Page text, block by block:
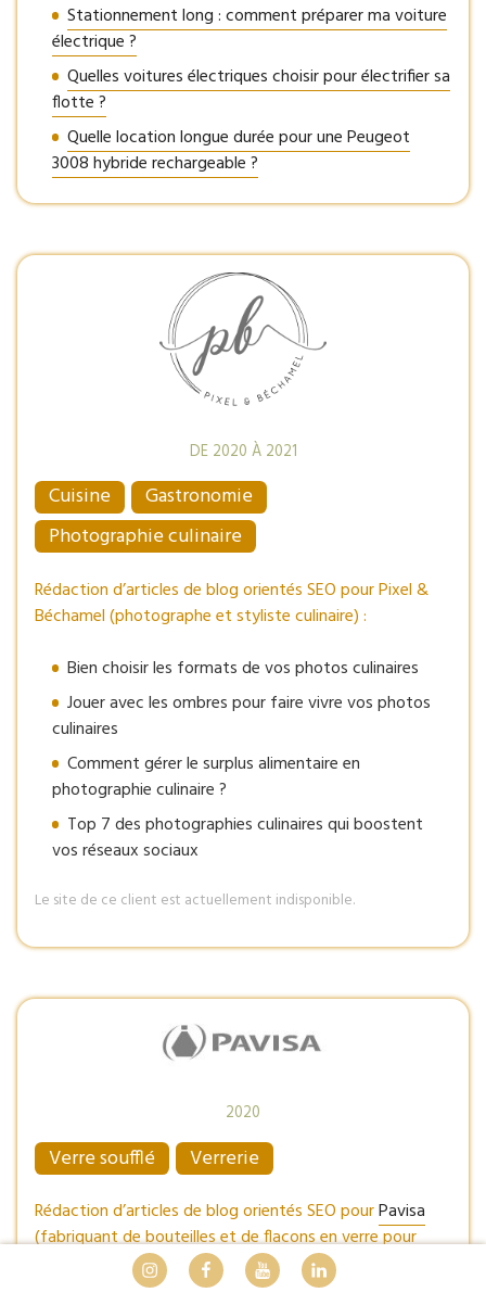
InstagramFacebookYoutubeLinkedIn
Stationnement long : comment préparer ma voiture
électrique ?
Quelles voitures électriques choisir pour électrifier sa
flotte ?
Quelle location longue durée pour une Peugeot
3008 hybride rechargeable ?
DE 2020 À 2021
Cuisine
Gastronomie
Photographie culinaire
Rédaction d’articles de blog orientés SEO pour Pixel &
Béchamel (photographe et styliste culinaire) :
Bien choisir les formats de vos photos culinaires
Jouer avec les ombres pour faire vivre vos photos
culinaires
Comment gérer le surplus alimentaire en
photographie culinaire ?
Top 7 des photographies culinaires qui boostent
vos réseaux sociaux
Le site de ce client est actuellement indisponible.
2020
Verre soufflé Verrerie
Rédaction d’articles de blog orientés SEO pourPavisa
(fabriquant de bouteilles et de flacons en verre pour
spiritueux et parfums) :